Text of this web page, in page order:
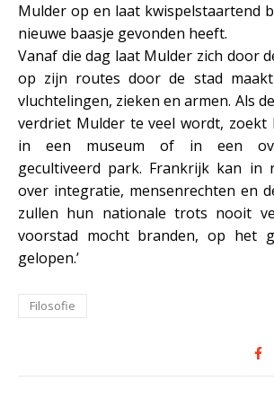
Mulder op en laat kwispelstaartend
nieuwe baasje gevonden heeft.
Vanaf die dag laat Mulder zich door
op zijn routes door de stad
vluchtelingen, zieken en armen. Als
verdriet Mulder te veel wordt, zoekt
in een museum of in een
gecultiveerd park. Frankrijk kan in
over integratie, mensenrechten en
zullen hun nationale trots nooit
voorstad mocht branden, op het
gelopen.’
Filosofie